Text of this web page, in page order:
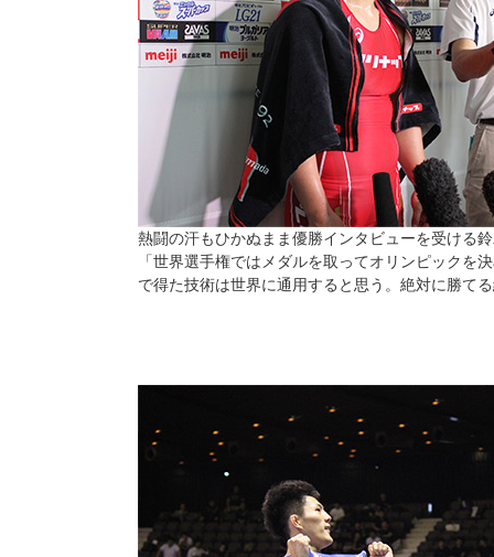
熱闘の汗もひかぬまま優勝インタビューを受ける
「世界選手権ではメダルを取ってオリンピックを
で得た技術は世界に通用すると思う。絶対に勝て